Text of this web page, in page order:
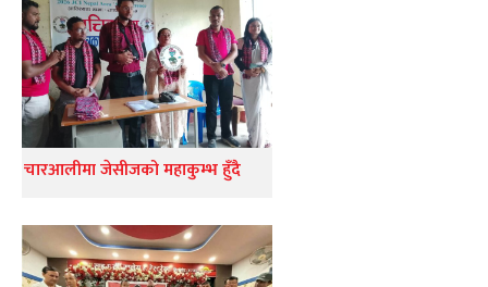
चारआलीमा जेसीजको महाकुम्भ हुँदै